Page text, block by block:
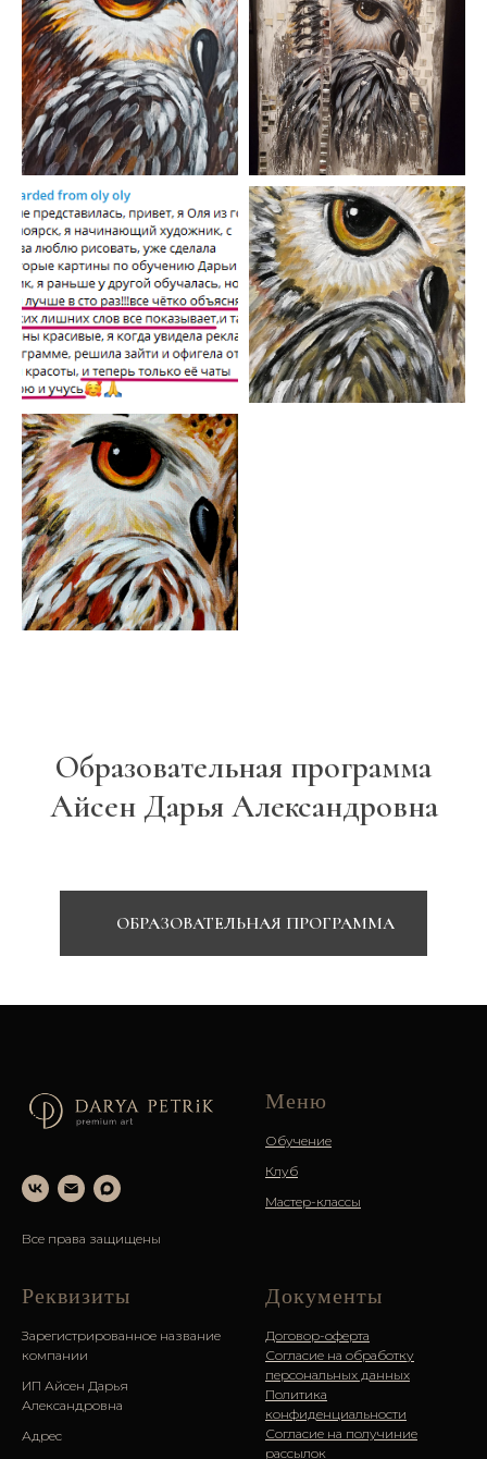
Образовательная программа
Айсен Дарья Александровна
ОБРАЗОВАТЕЛЬНАЯ ПРОГРАММА
Все права защищены
Меню
Обучение
Клуб
Мастер-классы
Реквизиты
Зарегистрированное название
компании
ИП Айсен Дарья
Александровна
Адрес
Документы
Договор-оферта
Согласие на обработку
персональных данных
Политика
конфиденциальности
Согласие на получиние
рассылок